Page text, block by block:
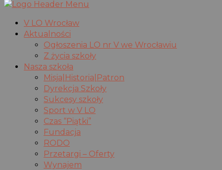
V LO Wrocław
Aktualności
Ogłoszenia LO nr V we Wrocławiu
Z życia szkoły
Nasza szkoła
Misja|Historia|Patron
Dyrekcja Szkoły
Sukcesy szkoły
Sport w V LO
Czas “Piątki”
Fundacja
RODO
Przetargi – Oferty
Wynajem